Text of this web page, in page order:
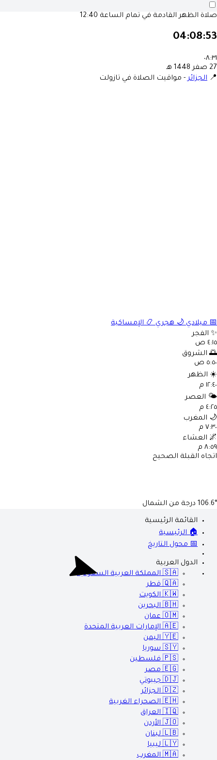
صلاة الظهر القادمة في تمام الساعة 12:40
04:08:53
٠٨:٣١
27 صفر 1448 هـ
📍 الجزائر- مواقيت الصلاة في تازولت
📅 ميلادي 🌙 هجري 📿 الإمساكية
✨ الفجر
٤:١٥ ص
🌅 الشروق
٥:٥٠ ص
☀️ الظهر
١٢:٤٠ م
🌤️ العصر
٤:٢٥ م
🌙 المغرب
٧:٣٠ م
🌌 العشاء
٨:٥٩ م
اتجاه القبلة الصحيح
106.6° درجة من الشمال
القائمة الرئيسية
🏠 الرئيسية
📅 محول التاريخ
الدول العربية
🇸🇦 المملكة العربية السعودية
🇶🇦 قطر
🇰🇼 الكويت
🇧🇭 البحرين
🇴🇲 عمان
🇦🇪 الإمارات العربية المتحدة
🇾🇪 اليمن
🇸🇾 سوريا
🇵🇸 فلسطين
🇪🇬 مصر
🇩🇯 جيبوتي
🇩🇿 الجزائر
🇪🇭 الصحراء الغربية
🇮🇶 العراق
🇯🇴 الأردن
🇱🇧 لبنان
🇱🇾 ليبيا
🇲🇦 المغرب